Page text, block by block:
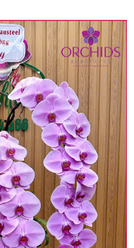
trong nội thành,
yêu cầu khách
các cửa hàng
hoa tận nơi, mỗi
(tùy vào chi
nên giá có thể sẽ
website. Khách
chủ động hỏi lại
chủ động báo giá
cụ thể.